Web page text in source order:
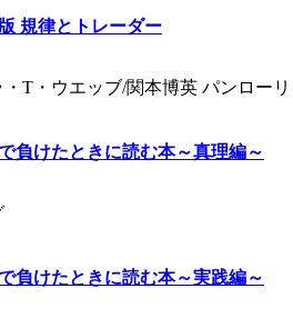
規律とトレーダー
T・ウエッブ/関本博英 パンロー
負けたときに読む本～真理編～
負けたときに読む本～実践編～